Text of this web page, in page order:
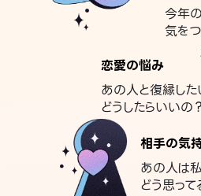
今年
気を
恋愛の悩み
あの人と復縁し
どうしたらいいの？
相手の気
あの人は
どう思って